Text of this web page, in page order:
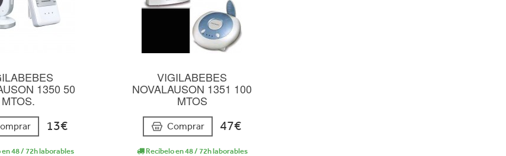
1350 50
MTOS.
13€
48 / 72h laborables
VIGILABEBES
NOVALAUSON 1351 100
MTOS
Comprar 47€
Recíbelo en 48 / 72h laborables